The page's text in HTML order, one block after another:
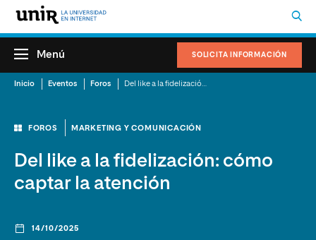
SOLICITA INFORMACIÓN
Menú
Inicio Eventos Foros
FOROS MARKETING Y COMUNICACIÓN
Del like a la fidelización: cómo
captar la atención
14/10/2025